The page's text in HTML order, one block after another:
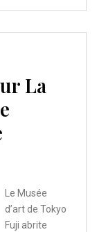
La
Le Musée
d’art de Tokyo
Fuji abrite